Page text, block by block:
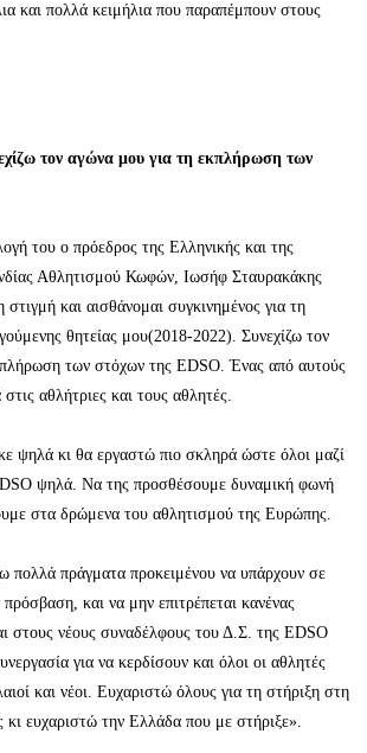
και πολλά κειμήλια που παραπέμπουν στους
τον αγώνα μου για τη εκπλήρωση των
του ο πρόεδρος της Ελληνικής και της
Αθλητισμού Κωφών, Ιωσήφ Σταυρακάκης
στιγμή και αισθάνομαι συγκινημένος για τη
θητείας μου(2018-2022). Συνεχίζω τον
των στόχων της EDSO. Ένας από αυτούς
στις αθλήτριες και τους αθλητές.
ψηλά κι θα εργαστώ πιο σκληρά ώστε όλοι μαζί
ψηλά. Να της προσθέσουμε δυναμική φωνή
στα δρώμενα του αθλητισμού της Ευρώπης.
πολλά πράγματα προκειμένου να υπάρχουν σε
και να μην επιτρέπεται κανένας
στους νέους συναδέλφους του Δ.Σ. της EDSO
για να κερδίσουν και όλοι οι αθλητές
και νέοι. Ευχαριστώ όλους για τη στήριξη στη
κι ευχαριστώ την Ελλάδα που με στήριξε».